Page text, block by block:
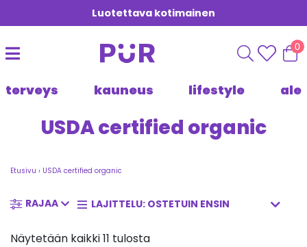
Luotettava kotimainen
0
terveys kauneus lifestyle ale
USDA certified organic
Etusivu › USDA certified organic
RAJAA
Näytetään kaikki 11 tulosta